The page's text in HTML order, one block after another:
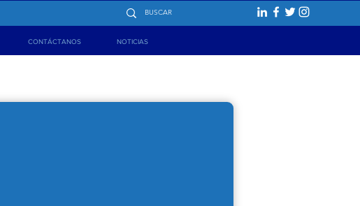
CONTÁCTANOS NOTICIAS